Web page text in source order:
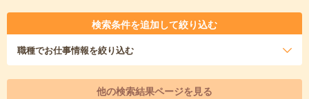
検索条件を追加して絞り込む
職種でお仕事情報を絞り込む
他の検索結果ページを見る